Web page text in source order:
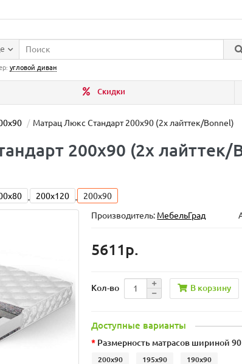
угловой диван
Скидки
Матрац Люкс Стандарт 200x90 (2x лайттек/Bonnel)
200x90 (2x лайттек/
200x120
200x90
Производитель: МебельГрад
5611р.
Кол-во В корзину
Доступные варианты
Размерность матрасов шириной 90
200x90 195x90 190x90